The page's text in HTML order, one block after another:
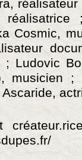
Cosmic,
Ludovic
musicien ;